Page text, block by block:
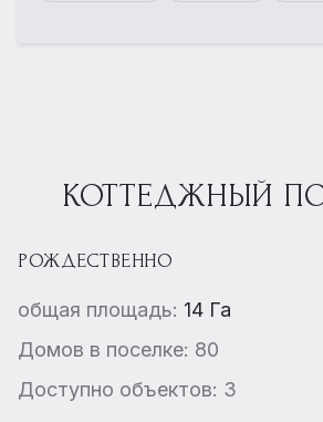
КОТТЕДЖНЫЙ
РОЖДЕСТВЕННО
общая площадь: 14 Га
Домов в поселке: 80
Доступно объектов: 3